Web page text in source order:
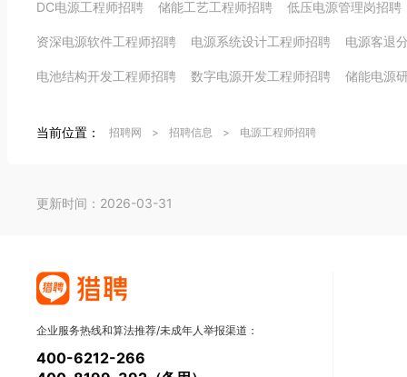
DC电源工程师招聘 储能工艺工程师招聘 低压电源管理岗招聘
资深电源软件工程师招聘 电源系统设计工程师招聘 电源客退
电池结构开发工程师招聘 数字电源开发工程师招聘 储能电源
当前位置： 招聘网 > 招聘信息 > 电源工程师招聘
更新时间：2026-03-31